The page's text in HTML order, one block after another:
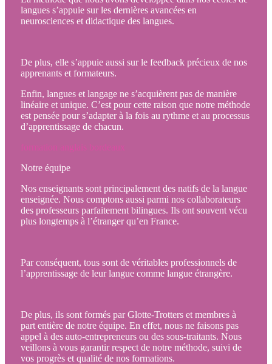
langues s’appuie sur les dernières avancées en
neurosciences et didactique des langues.
De plus, elle s’appuie aussi sur le feedback précieux de nos
apprenants et formateurs.
Enfin, langues et langage ne s’acquièrent pas de manière
linéaire et unique. C’est pour cette raison que notre méthode
est pensée pour s’adapter à la fois au rythme et au processus
d’apprentissage de chacun.
formation anglais bordeaux
Notre équipe
Nos enseignants sont principalement des natifs de la langue
enseignée. Nous comptons aussi parmi nos collaborateurs
des professeurs parfaitement bilingues. Ils ont souvent vécu
plus longtemps à l’étranger qu’en France.
Par conséquent, tous sont de véritables professionnels de
l’apprentissage de leur langue comme langue étrangère.
De plus, ils sont formés par Glotte-Trotters et membres à
part entière de notre équipe. En effet, nous ne faisons pas
appel à des auto-entrepreneurs ou des sous-traitants. Nous
veillons à vous garantir respect de notre méthode, suivi de
vos progrès et qualité de nos formations.